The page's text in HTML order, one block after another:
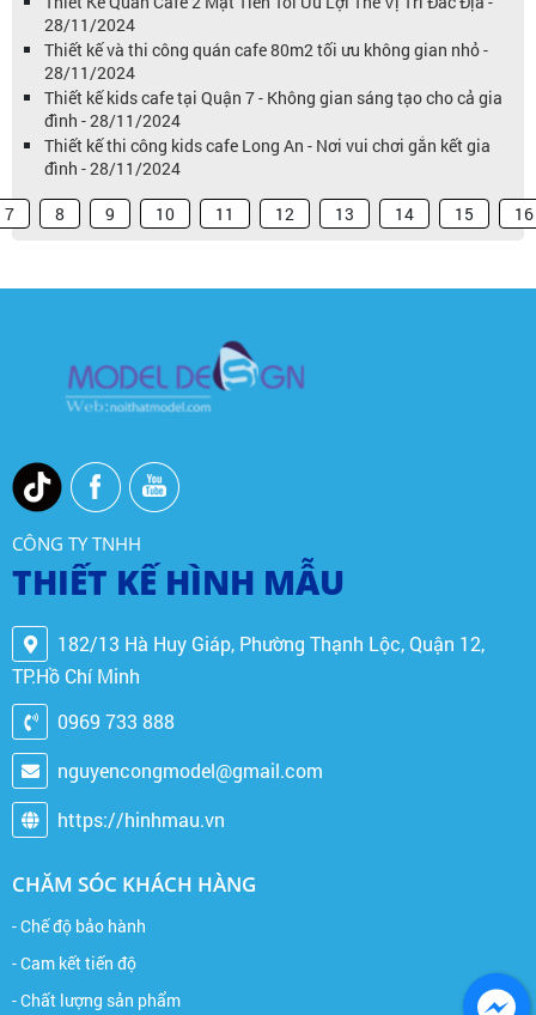
28/11/2024
Thiết kế và thi công quán cafe 80m2 tối ưu không gian nhỏ -
28/11/2024
Thiết kế kids cafe tại Quận 7 - Không gian sáng tạo cho cả gia
đình - 28/11/2024
Thiết kế thi công kids cafe Long An - Nơi vui chơi gắn kết gia
đình - 28/11/2024
7 8 9 10 11 12 13 14 15 16
CÔNG TY TNHH
THIẾT KẾ HÌNH MẪU
182/13 Hà Huy Giáp, Phường Thạnh Lộc, Quận 12,
TP.Hồ Chí Minh
0969 733 888
nguyencongmodel@gmail.com
https://hinhmau.vn
CHĂM SÓC KHÁCH HÀNG
- Chế độ bảo hành
- Cam kết tiến độ
- Chất lượng sản phẩm